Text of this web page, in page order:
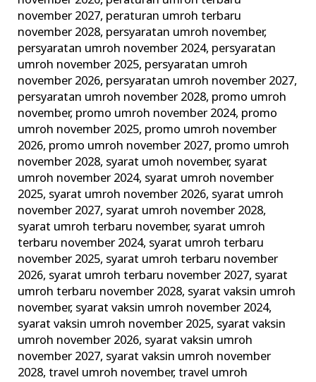
november 2027, peraturan umroh terbaru
november 2028, persyaratan umroh november,
persyaratan umroh november 2024, persyaratan
umroh november 2025, persyaratan umroh
november 2026, persyaratan umroh november 2027,
persyaratan umroh november 2028, promo umroh
november, promo umroh november 2024, promo
umroh november 2025, promo umroh november
2026, promo umroh november 2027, promo umroh
november 2028, syarat umoh november, syarat
umroh november 2024, syarat umroh november
2025, syarat umroh november 2026, syarat umroh
november 2027, syarat umroh november 2028,
syarat umroh terbaru november, syarat umroh
terbaru november 2024, syarat umroh terbaru
november 2025, syarat umroh terbaru november
2026, syarat umroh terbaru november 2027, syarat
umroh terbaru november 2028, syarat vaksin umroh
november, syarat vaksin umroh november 2024,
syarat vaksin umroh november 2025, syarat vaksin
umroh november 2026, syarat vaksin umroh
november 2027, syarat vaksin umroh november
2028,travel umroh november,travel umroh